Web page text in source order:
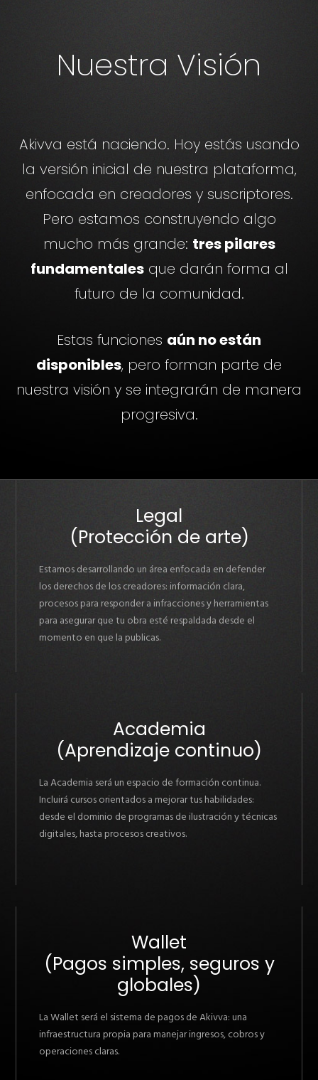
Nuestra Visión
Akivva está naciendo. Hoy estás usando
la versión inicial de nuestra plataforma,
enfocada en creadores y suscriptores.
Pero estamos construyendo algo
mucho más grande: tres pilares
fundamentalesque darán forma al
futuro de la comunidad.
Estas funciones aún no están
disponibles, pero forman parte de
nuestra visión y se integrarán de manera
progresiva.
Legal
(Protección de arte)
Estamos desarrollando un área enfocada en defender
los derechos de los creadores: información clara,
procesos para responder a infracciones y herramientas
para asegurar que tu obra esté respaldada desde el
momento en que la publicas.
Academia
(Aprendizaje continuo)
La Academia será un espacio de formación continua.
Incluirá cursos orientados a mejorar tus habilidades:
desde el dominio de programas de ilustración y técnicas
digitales, hasta procesos creativos.
Wallet
(Pagos simples, seguros y
globales)
La Wallet será el sistema de pagos de Akivva: una
infraestructura propia para manejar ingresos, cobros y
operaciones claras.